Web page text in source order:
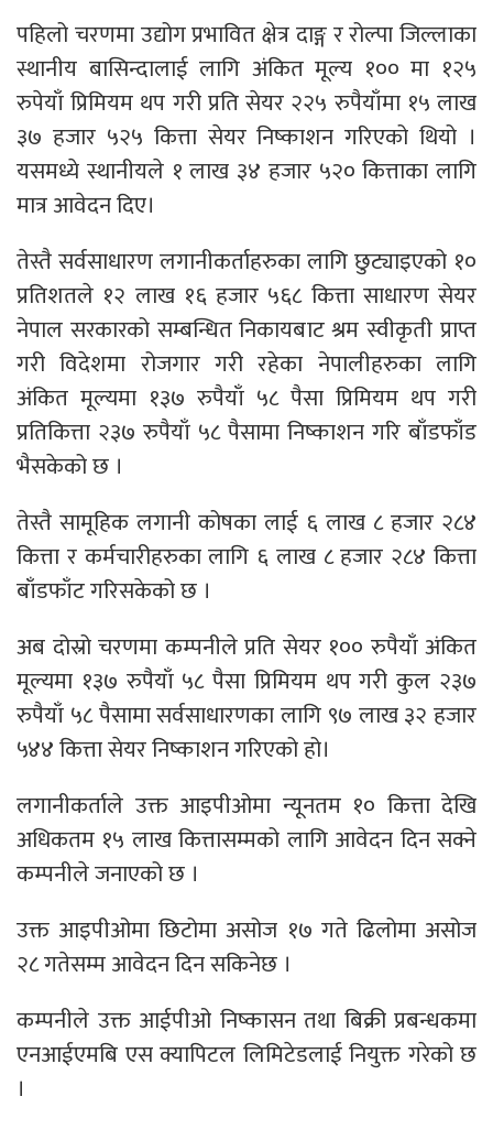
पहिलो चरणमा उद्योग प्रभावित क्षेत्र दाङ्ग र रोल्पा जिल्लाका
स्थानीय बासिन्दालाई लागि अंकित मूल्य १०० मा १२५
रुपेयाँ प्रिमियम थप गरी प्रति सेयर २२५ रुपैयाँमा १५ लाख
३७ हजार ५२५ कित्ता सेयर निष्काशन गरिएको थियो ।
यसमध्ये स्थानीयले १ लाख ३४ हजार ५२० कित्ताका लागि
मात्र आवेदन दिए।
तेस्तै सर्वसाधारण लगानीकर्ताहरुका लागि छुट्याइएको १०
प्रतिशतले १२ लाख १६ हजार ५६८ कित्ता साधारण सेयर
नेपाल सरकारको सम्बन्धित निकायबाट श्रम स्वीकृती प्राप्त
गरी विदेशमा रोजगार गरी रहेका नेपालीहरुका लागि
अंकित मूल्यमा १३७ रुपैयाँ ५८ पैसा प्रिमियम थप गरी
प्रतिकित्ता २३७ रुपैयाँ ५८ पैसामा निष्काशन गरि बाँडफाँड
भैसकेको छ ।
तेस्तै सामूहिक लगानी कोषका लाई ६ लाख ८ हजार २८४
कित्ता र कर्मचारीहरुका लागि ६ लाख ८ हजार २८४ कित्ता
बाँडफाँट गरिसकेको छ ।
अब दोस्रो चरणमा कम्पनीले प्रति सेयर १०० रुपैयाँ अंकित
मूल्यमा १३७ रुपैयाँ ५८ पैसा प्रिमियम थप गरी कुल २३७
रुपैयाँ ५८ पैसामा सर्वसाधारणका लागि ९७ लाख ३२ हजार
५४४ कित्ता सेयर निष्काशन गरिएको हो।
लगानीकर्ताले उक्त आइपीओमा न्यूनतम १० कित्ता देखि
अधिकतम १५ लाख कित्तासम्मको लागि आवेदन दिन सक्ने
कम्पनीले जनाएको छ ।
उक्त आइपीओमा छिटोमा असोज १७ गते ढिलोमा असोज
२८ गतेसम्म आवेदन दिन सकिनेछ ।
कम्पनीले उक्त आईपीओ निष्कासन तथा बिक्री प्रबन्धकमा
एनआईएमबि एस क्यापिटल लिमिटेडलाई नियुक्त गरेको छ
।